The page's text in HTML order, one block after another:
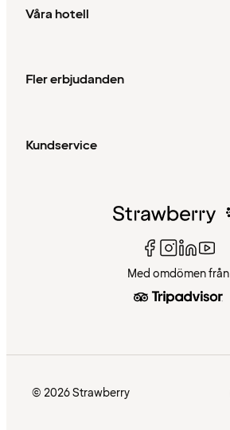
Våra hotell
Fler erbjudanden
Kundservice
Med omdömen från
© 2026 Strawberry